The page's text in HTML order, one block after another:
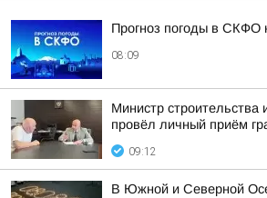
Прогноз погоды в СКФО
08:09
Министр строительства
провёл личный приём
09:12
В Южной и Северной